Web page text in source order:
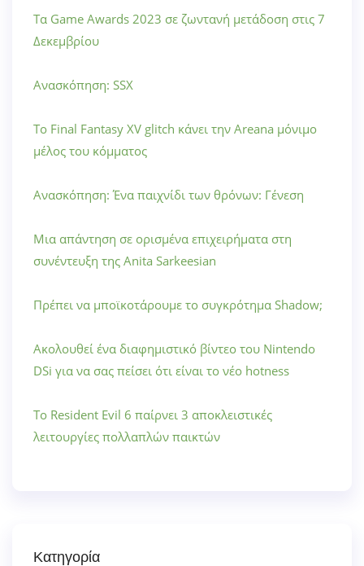
Τα Game Awards 2023 σε ζωντανή μετάδοση στις 7
Δεκεμβρίου
Ανασκόπηση: SSX
Το Final Fantasy XV glitch κάνει την Areana μόνιμο
μέλος του κόμματος
Ανασκόπηση: Ένα παιχνίδι των θρόνων: Γένεση
Μια απάντηση σε ορισμένα επιχειρήματα στη
συνέντευξη της Anita Sarkeesian
Πρέπει να μποϊκοτάρουμε το συγκρότημα Shadow;
Ακολουθεί ένα διαφημιστικό βίντεο του Nintendo
DSi για να σας πείσει ότι είναι το νέο hotness
Το Resident Evil 6 παίρνει 3 αποκλειστικές
λειτουργίες πολλαπλών παικτών
Κατηγορία